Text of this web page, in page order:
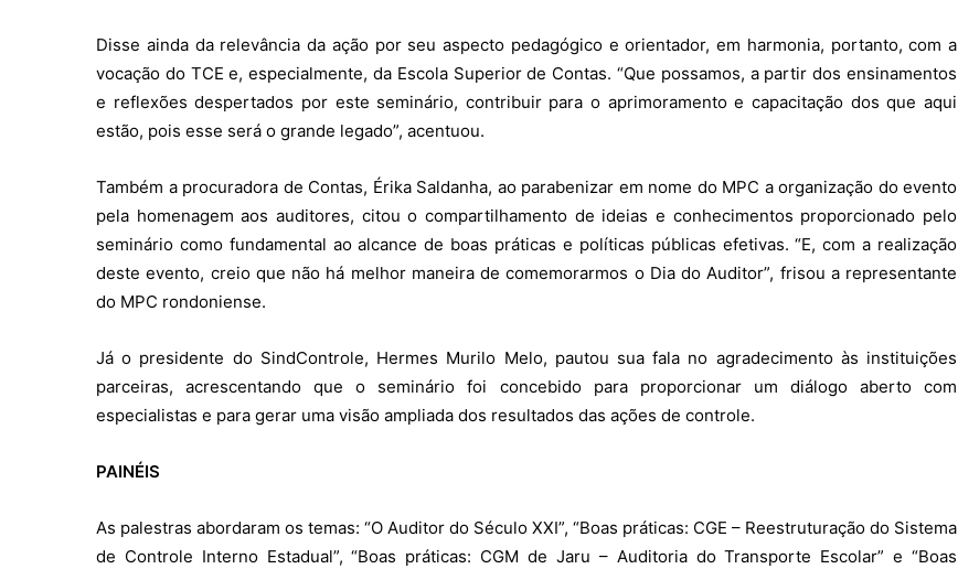
Disse ainda da relevância da ação por seu aspecto pedagógico e orientador, em harmonia, portanto, com a
vocação do TCE e, especialmente, da Escola Superior de Contas. “Que possamos, a partir dos ensinamentos
e reflexões despertados por este seminário, contribuir para o aprimoramento e capacitação dos que aqui
estão, pois esse será o grande legado”, acentuou.
Também a procuradora de Contas, Érika Saldanha, ao parabenizar em nome do MPC a organização do evento
pela homenagem aos auditores, citou o compartilhamento de ideias e conhecimentos proporcionado pelo
seminário como fundamental ao alcance de boas práticas e políticas públicas efetivas. “E, com a realização
deste evento, creio que não há melhor maneira de comemorarmos o Dia do Auditor”, frisou a representante
do MPC rondoniense.
Já o presidente do SindControle, Hermes Murilo Melo, pautou sua fala no agradecimento às instituições
parceiras, acrescentando que o seminário foi concebido para proporcionar um diálogo aberto com
especialistas e para gerar uma visão ampliada dos resultados das ações de controle.
PAINÉIS
As palestras abordaram os temas: “O Auditor do Século XXI”, “Boas práticas: CGE – Reestruturação do Sistema
de Controle Interno Estadual”, “Boas práticas: CGM de Jaru – Auditoria do Transporte Escolar” e “Boas